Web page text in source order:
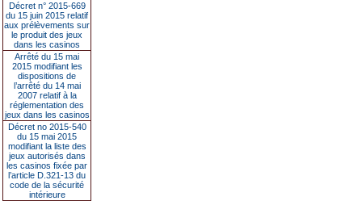
Décret n° 2015-669
du 15 juin 2015 relatif
aux prélèvements sur
le produit des jeux
dans les casinos
Arrêté du 15 mai
2015 modifiant les
dispositions de
l’arrêté du 14 mai
2007 relatif à la
réglementation des
jeux dans les casinos
Décret no 2015-540
du 15 mai 2015
modifiant la liste des
jeux autorisés dans
les casinos fixée par
l’article D.321-13 du
code de la sécurité
intérieure